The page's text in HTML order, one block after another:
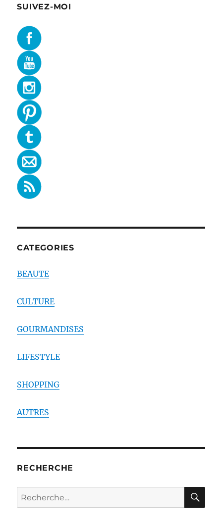
SUIVEZ-MOI
CATEGORIES
BEAUTE
CULTURE
GOURMANDISES
LIFESTYLE
SHOPPING
AUTRES
RECHERCHE
Recherche
pour :